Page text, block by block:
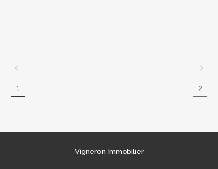
1 2
Vigneron Immobilier